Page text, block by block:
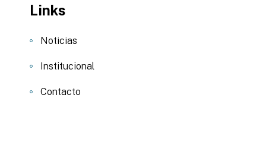
Links
Noticias
Institucional
Contacto